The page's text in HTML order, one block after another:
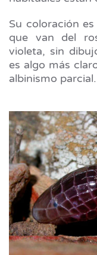
Su coloración
que van del
violeta, sin
es algo más
albinismo parcial.